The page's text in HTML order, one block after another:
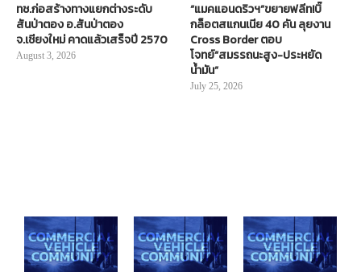
ทช.ก่อสร้างทางแยกต่างระดับ
สันป่าตอง อ.สันป่าตอง
จ.เชียงใหม่ คาดแล้วเสร็จปี 2570
August 3, 2026
“แมคแอนดริวฯ”ขยายฟลีท!บิ๊
กล็อตสแกนเนีย 40 คัน ลุยงาน
Cross Border ตอบ
โจทย์“สมรรถนะสูง-ประหยัด
น้ำมัน”
July 25, 2026